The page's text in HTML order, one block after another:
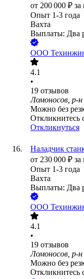
от 200 000 ₽ за
Опыт 1-3 года
Вахта
Выплаты: Два
ООО
4.1
•
19 отзывов
Ломоносов, р-
Можно без
Откликнитесь
Откликнуться
Наладчик
от 230 000 ₽ за
Опыт 1-3 года
Вахта
Выплаты: Два
ООО
4.1
•
19 отзывов
Ломоносов, р-
Можно без
Откликнитесь